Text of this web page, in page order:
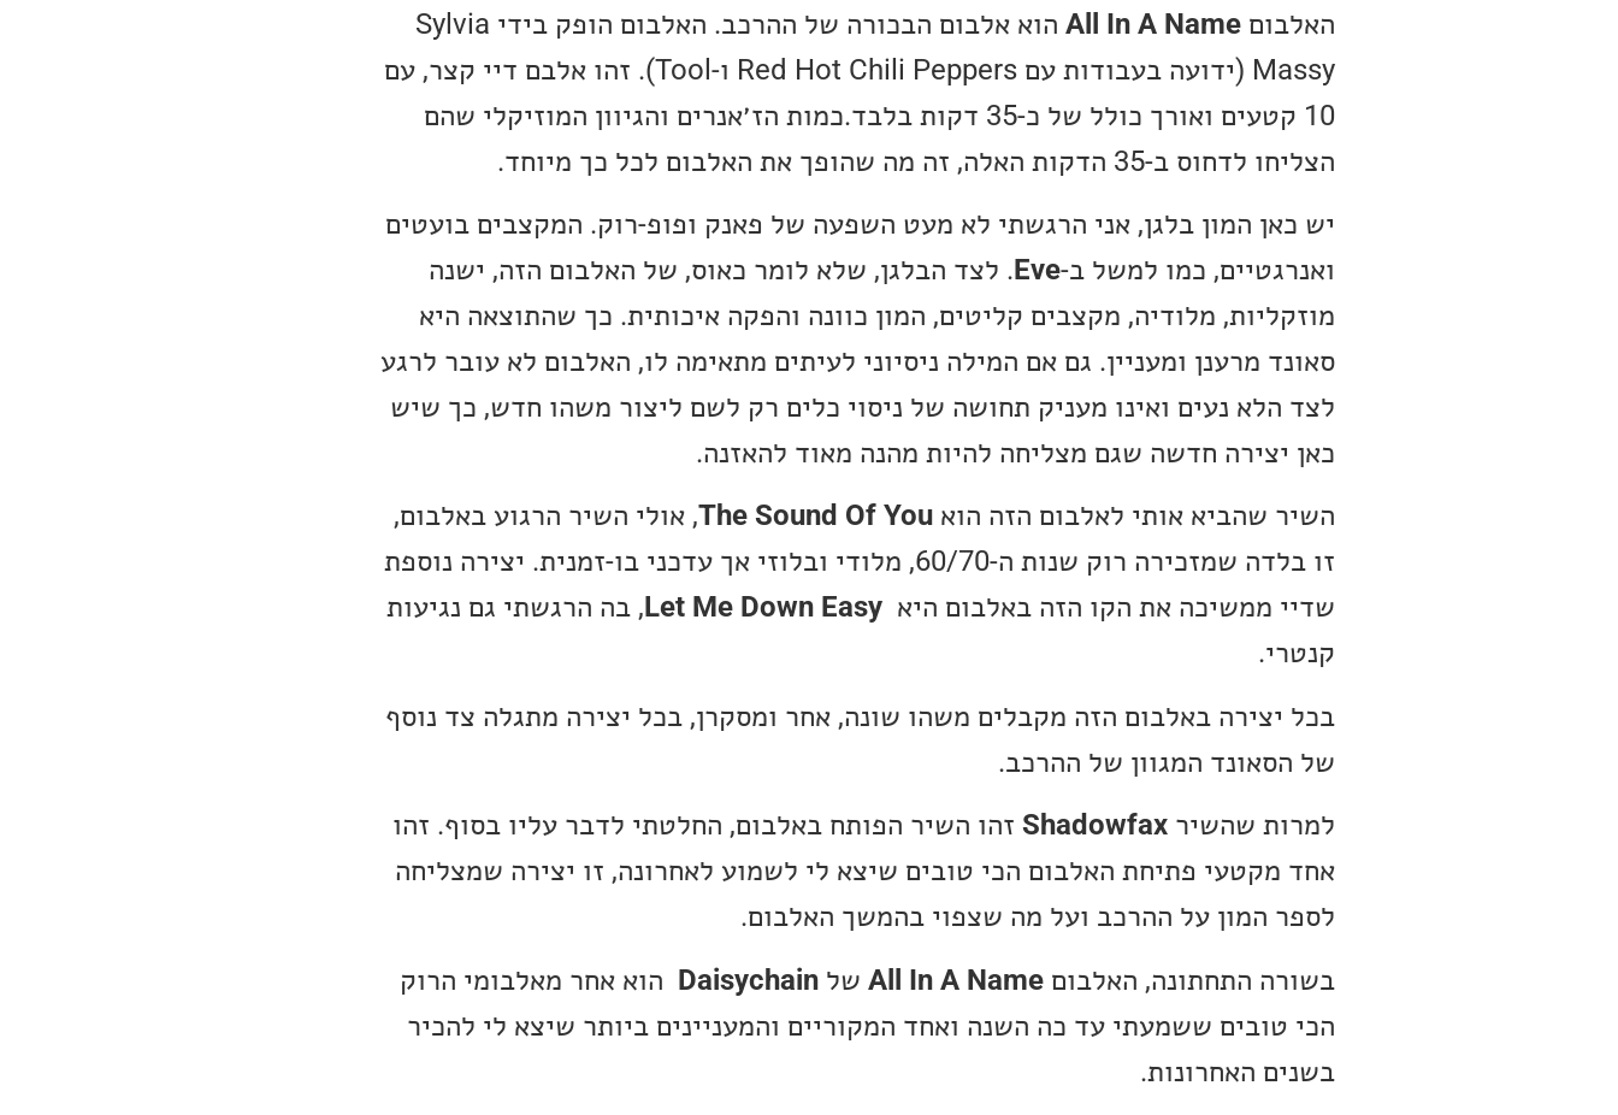
האלבוםAll In A Name
הוא אלבום הבכורה של ההרכב. האלבום הופק בידי Sylvia
Massy (ידועה בעבודות עם Red Hot Chili Peppers ו-Tool). זהו אלבם דיי קצר, עם
10 קטעים ואורך כולל של כ-35 דקות בלבד.כמות הז׳אנרים והגיוון המוזיקלי שהם
הצליחו לדחוס ב-35 הדקות האלה, זה מה שהופך את האלבום לכל כך מיוחד.
יש כאן המון בלגן, אני הרגשתי לא מעט השפעה של פאנק ופופ-רוק. המקצבים בועטים
ואנרגטיים, כמו למשל ב-Eve. לצד הבלגן, שלא לומר כאוס, של האלבום הזה, ישנה
מוזקליות, מלודיה, מקצבים קליטים, המון כוונה והפקה איכותית. כך שהתוצאה היא
סאונד מרענן ומעניין. גם אם המילה ניסיוני לעיתים מתאימה לו, האלבום לא עובר לרגע
לצד הלא נעים ואינו מעניק תחושה של ניסוי כלים רק לשם ליצור משהו חדש, כך שיש
כאן יצירה חדשה שגם מצליחה להיות מהנה מאוד להאזנה.
השיר שהביא אותי לאלבום הזה הואThe Sound Of You, אולי השיר הרגוע באלבום,
זו בלדה שמזכירה רוק שנות ה-60/70, מלודי ובלוזי אך עדכני בו-זמנית. יצירה נוספת
שדיי ממשיכה את הקו הזה באלבום היאLet Me Down Easy, בה הרגשתי גם נגיעות
קנטרי.
בכל יצירה באלבום הזה מקבלים משהו שונה, אחר ומסקרן, בכל יצירה מתגלה צד נוסף
של הסאונד המגוון של ההרכב.
למרות שהשירShadowfax זהו השיר הפותח באלבום, החלטתי לדבר עליו בסוף. זהו
אחד מקטעי פתיחת האלבום הכי טובים שיצא לי לשמוע לאחרונה, זו יצירה שמצליחה
לספר המון על ההרכב ועל מה שצפוי בהמשך האלבום.
בשורה התחתונה, האלבוםAll In A Name שלDaisychain הוא אחר מאלבומי הרוק
הכי טובים ששמעתי עד כה השנה ואחד המקוריים והמעניינים ביותר שיצא לי להכיר
בשנים האחרונות.